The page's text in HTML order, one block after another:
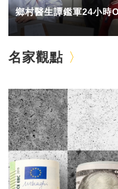
鄉村醫生譚鑑軍24小時
名家觀點